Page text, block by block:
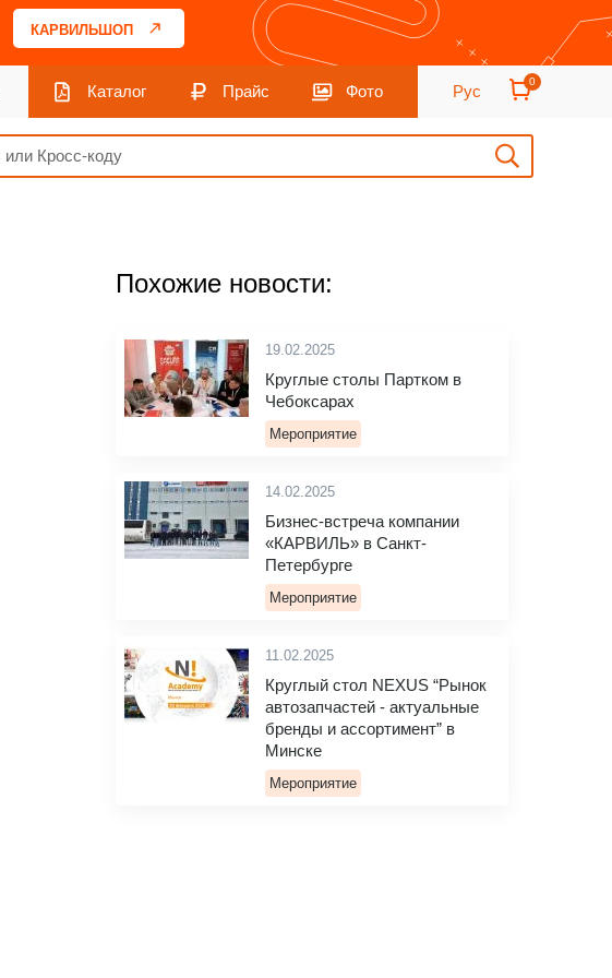
КАРВИЛЬШОП
Каталог Прайс Фото Рус
0
Похожие новости:
19.02.2025
Круглые столы Партком в
Чебоксарах
Мероприятие
14.02.2025
Бизнес-встреча компании
«КАРВИЛЬ» в Санкт-
Петербурге
Мероприятие
11.02.2025
Круглый стол NEXUS “Рынок
автозапчастей - актуальные
бренды и ассортимент” в
Минске
Мероприятие